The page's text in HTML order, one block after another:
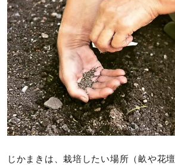
じかまきは、栽培したい場所（畝や花